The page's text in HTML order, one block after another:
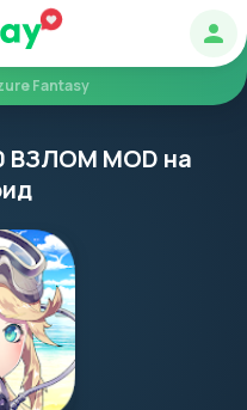
Fantasy
ВЗЛОМ MOD на